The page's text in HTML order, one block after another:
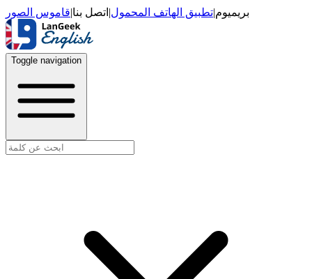
بريميوم|تطبيق الهاتف المحمول| اتصل بنا|قاموس الصور
Toggle navigation